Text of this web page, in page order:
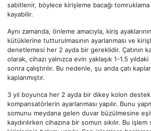
sabitlenir, böylece kirişleme bacağı tomruklama
kayabilir.
Aynı zamanda, önleme amacıyla, kiriş
kütüklerine tutturulmasının ayarlanması ve
denetlemesi her 2 ayda bir gereklidir. Çatının
olarak, cihazı yalnızca evin yaklaşık 1-1.5
sonra çalıştırılır. Bu nedenle, şu anda çatı
kaplanmıştır.
3 yıl boyunca her 2 ayda bir dikey kolon
kompansatörlerin ayarlanması yapılır. Bunu
somunu meydana gelen duvar büzülmesine
kaydırılırken cihazına bir somun sıkılır. Bu işlem